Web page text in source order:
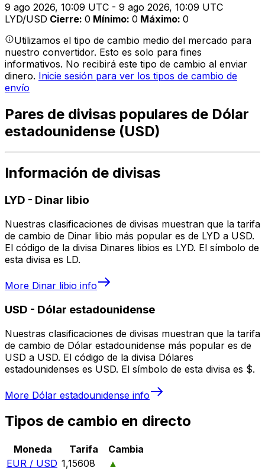
9 ago 2026, 10:09 UTC - 9 ago 2026, 10:09 UTC
LYD/USD Cierre: 0 Mínimo: 0 Máximo: 0
Utilizamos el tipo de cambio medio del mercado para
nuestro convertidor. Esto es solo para fines
informativos. No recibirá este tipo de cambio al enviar
dinero. Inicie sesión para ver los tipos de cambio de
envío
Pares de divisas populares de Dólar
estadounidense (USD)
Información de divisas
LYD - Dinar libio
Nuestras clasificaciones de divisas muestran que la tarifa
de cambio de Dinar libio más popular es de LYD a USD.
El código de la divisa Dinares libios es LYD. El símbolo de
esta divisa es LD.
More Dinar libio info
USD - Dólar estadounidense
Nuestras clasificaciones de divisas muestran que la tarifa
de cambio de Dólar estadounidense más popular es de
USD a USD. El código de la divisa Dólares
estadounidenses es USD. El símbolo de esta divisa es $.
More Dólar estadounidense info
Tipos de cambio en directo
Moneda Tarifa
Cambia
EUR / USD 1,15608
▲